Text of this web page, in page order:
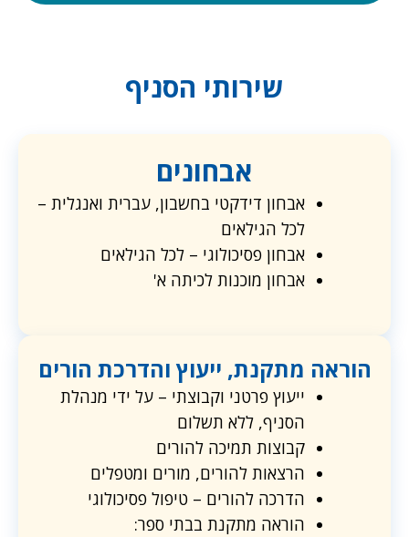
שירותי הסניף
אבחונים
אבחון דידקטי בחשבון, עברית ואנגלית –
לכל הגילאים
אבחון פסיכולוגי – לכל הגילאים
אבחון מוכנות לכיתה א'
הוראה מתקנת, ייעוץ והדרכת הורים
ייעוץ פרטני וקבוצתי – על ידי מנהלת
הסניף, ללא תשלום
קבוצות תמיכה להורים
הרצאות להורים, מורים ומטפלים
הדרכה להורים – טיפול פסיכולוגי
הוראה מתקנת בבתי ספר: